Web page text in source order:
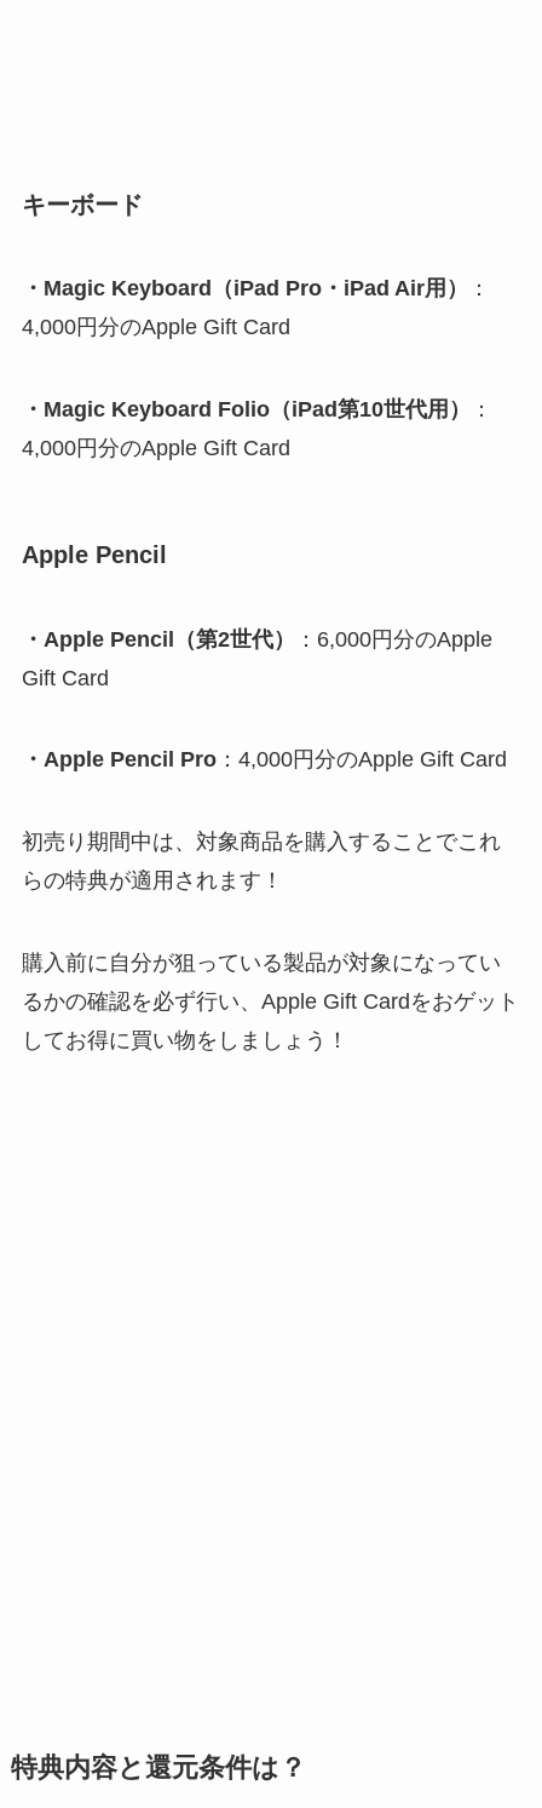
キーボード
・Magic Keyboard（iPad Pro・iPad Air用）
：
4,000円分のApple Gift Card
・Magic Keyboard Folio（iPad第10世代用）
：
4,000円分のApple Gift Card
Apple Pencil
・Apple Pencil（第2世代）
：6,000円分のApple
Gift Card
・Apple Pencil Pro：4,000円分のApple Gift Card
初売り期間中は、対象商品を購入することでこれ
らの特典が適用されます！
購入前に自分が狙っている製品が対象になってい
るかの確認を必ず行い、Apple Gift Cardをおゲット
してお得に買い物をしましょう！
特典内容と還元条件は？